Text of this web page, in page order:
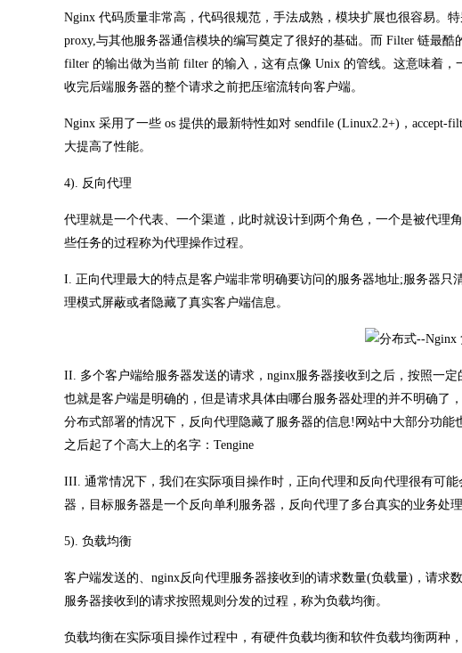
Nginx 代码质量非常高，代码很规范，手法成熟，模块扩展也很容易。
proxy,与其他服务器通信模块的编写奠定了很好的基础。而 Filter 链最
filter 的输出做为当前 filter 的输入，这有点像 Unix 的管线。这意味着
收完后端服务器的整个请求之前把压缩流转向客户端。
Nginx 采用了一些 os 提供的最新特性如对 sendfile (Linux2.2+)，accept-
大提高了性能。
4). 反向代理
代理就是一个代表、一个渠道，此时就设计到两个角色，一个是被代理
些任务的过程称为代理操作过程。
I. 正向代理最大的特点是客户端非常明确要访问的服务器地址;服务器
理模式屏蔽或者隐藏了真实客户端信息。
II. 多个客户端给服务器发送的请求，nginx服务器接收到之后，按照一
也就是客户端是明确的，但是请求具体由哪台服务器处理的并不明确了
分布式部署的情况下，反向代理隐藏了服务器的信息!网站中大部分功
之后起了个高大上的名字：Tengine
III. 通常情况下，我们在实际项目操作时，正向代理和反向代理很有可
器，目标服务器是一个反向单利服务器，反向代理了多台真实的业务处
5). 负载均衡
客户端发送的、nginx反向代理服务器接收到的请求数量(负载量)，请
服务器接收到的请求按照规则分发的过程，称为负载均衡。
负载均衡在实际项目操作过程中，有硬件负载均衡和软件负载均衡两种